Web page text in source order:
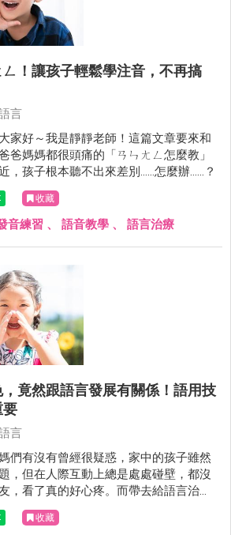
！讓孩子輕鬆學注音，不再搞
言
家好～我是靜靜老師！這篇文章要來和
爸媽媽都很頭痛的「ㄢㄣㄤㄥ怎麼教」
，孩子根本聽不出來差別……怎麼辦……？
收藏
音練習 、 語音教學 、 語言治療
竟然跟語言發展有關係！語用技
要
言
們有沒有曾經很疑惑，家中的孩子雖然
，但在人際互動上總是處處碰壁，都沒
，看了真的好心疼。而帶去給語言治療
說孩子在評估測驗中都顯示通過標準，
的是這樣嗎？
收藏